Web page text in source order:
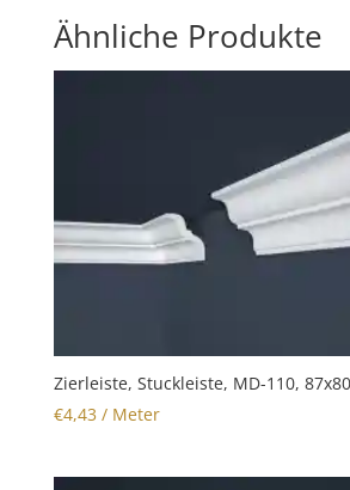
Ähnliche Produkte
Zierleiste, Stuckleiste, MD-110,
€4,43 / Meter